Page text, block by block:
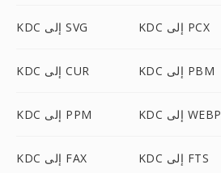
KDC إلى SVG KDC إلى PCX
KDC إلى CUR KDC إلى PBM
KDC إلى PPM KDC إلى WEBP
KDC إلى FAX KDC إلى FTS